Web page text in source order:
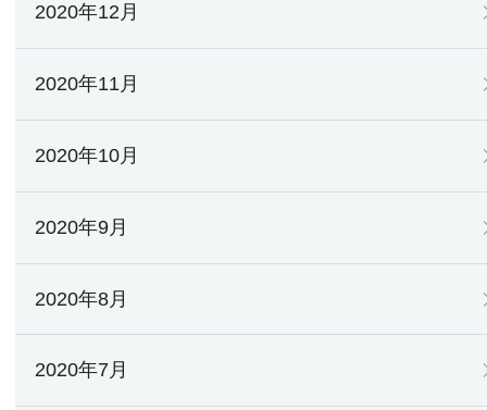
2020年12月
2020年11月
2020年10月
2020年9月
2020年8月
2020年7月